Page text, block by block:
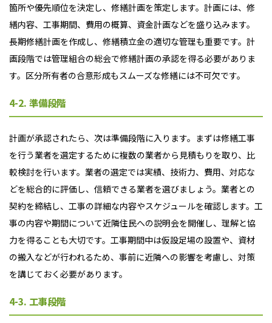
箇所や優先順位を決定し、修繕計画を策定します。計画には、修
繕内容、工事期間、費用の概算、資金計画などを盛り込みます。
長期修繕計画を作成し、修繕積立金の適切な管理も重要です。計
画段階では管理組合の総会で修繕計画の承認を得る必要がありま
す。区分所有者の合意形成もスムーズな修繕には不可欠です。
4-2. 準備段階
計画が承認されたら、次は準備段階に入ります。まずは修繕工事
を行う業者を選定するために複数の業者から見積もりを取り、比
較検討を行います。業者の選定では実績、技術力、費用、対応な
どを総合的に評価し、信頼できる業者を選びましょう。業者との
契約を締結し、工事の詳細な内容やスケジュールを確認します。工
事の内容や期間について近隣住民への説明会を開催し、理解と協
力を得ることも大切です。工事期間中は仮設足場の設置や、資材
の搬入などが行われるため、事前に近隣への影響を考慮し、対策
を講じておく必要があります。
4-3. 工事段階